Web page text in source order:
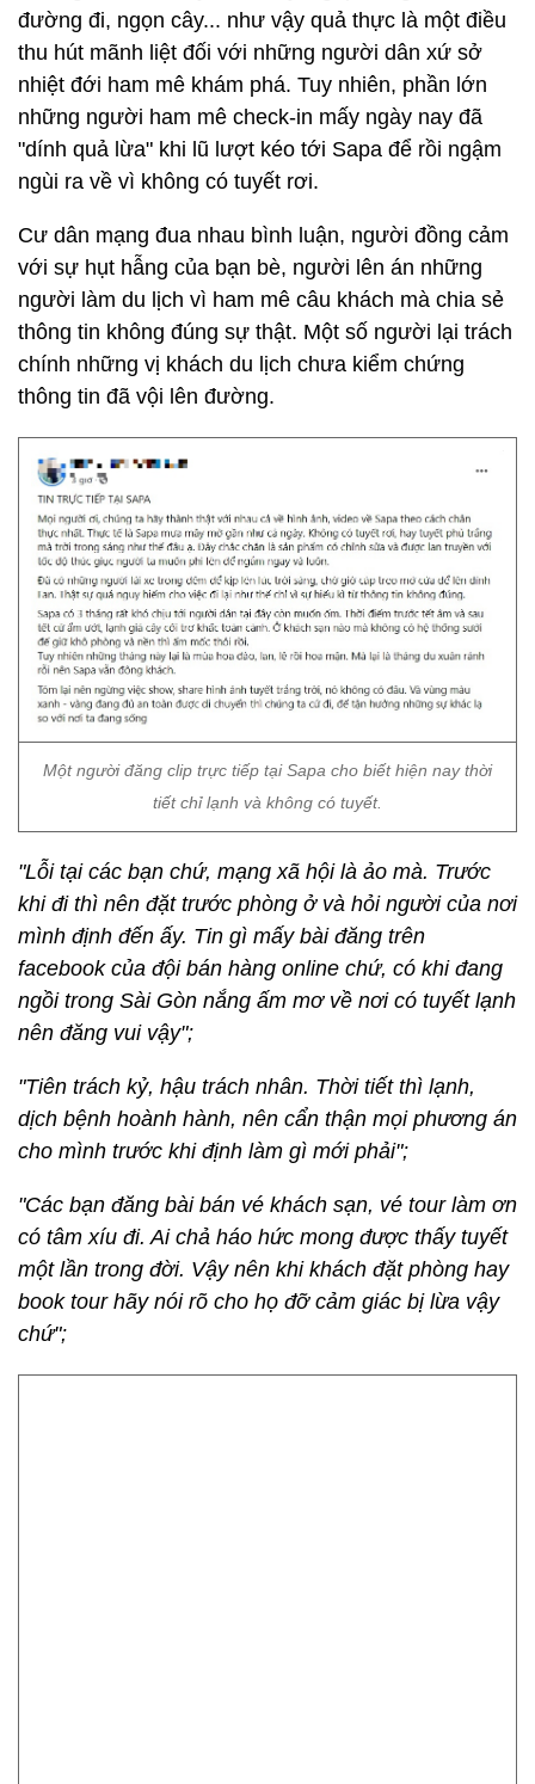
đường đi, ngọn cây... như vậy quả thực là một điều
thu hút mãnh liệt đối với những người dân xứ sở
nhiệt đới ham mê khám phá. Tuy nhiên, phần lớn
những người ham mê check-in mấy ngày nay đã
"dính quả lừa" khi lũ lượt kéo tới Sapa để rồi ngậm
ngùi ra về vì không có tuyết rơi.
Cư dân mạng đua nhau bình luận, người đồng cảm
với sự hụt hẫng của bạn bè, người lên án những
người làm du lịch vì ham mê câu khách mà chia sẻ
thông tin không đúng sự thật. Một số người lại trách
chính những vị khách du lịch chưa kiểm chứng
thông tin đã vội lên đường.
Một người đăng clip trực tiếp tại Sapa cho biết hiện nay thời
tiết chỉ lạnh và không có tuyết.
"Lỗi tại các bạn chứ, mạng xã hội là ảo mà. Trước
khi đi thì nên đặt trước phòng ở và hỏi người của nơi
mình định đến ấy. Tin gì mấy bài đăng trên
facebook của đội bán hàng online chứ, có khi đang
ngồi trong Sài Gòn nắng ấm mơ về nơi có tuyết lạnh
nên đăng vui vậy";
"Tiên trách kỷ, hậu trách nhân. Thời tiết thì lạnh,
dịch bệnh hoành hành, nên cẩn thận mọi phương án
cho mình trước khi định làm gì mới phải";
"Các bạn đăng bài bán vé khách sạn, vé tour làm ơn
có tâm xíu đi. Ai chả háo hức mong được thấy tuyết
một lần trong đời. Vậy nên khi khách đặt phòng hay
book tour hãy nói rõ cho họ đỡ cảm giác bị lừa vậy
chứ";